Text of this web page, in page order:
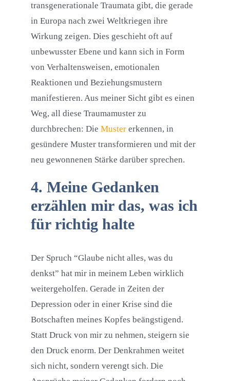
transgenerationale Traumata gibt, die gerade
in Europa nach zwei Weltkriegen ihre
Wirkung zeigen. Dies geschieht oft auf
unbewusster Ebene und kann sich in Form
von Verhaltensweisen, emotionalen
Reaktionen und Beziehungsmustern
manifestieren. Aus meiner Sicht gibt es einen
Weg, all diese Traumamuster zu
durchbrechen: Die Muster erkennen, in
gesündere Muster transformieren und mit der
neu gewonnenen Stärke darüber sprechen.
4. Meine Gedanken
erzählen mir das, was ich
für richtig halte
Der Spruch “Glaube nicht alles, was du
denkst” hat mir in meinem Leben wirklich
weitergeholfen. Gerade in Zeiten der
Depression oder in einer Krise sind die
Botschaften meines Kopfes beängstigend.
Statt Druck von mir zu nehmen, steigern sie
den Druck enorm. Der Denkrahmen weitet
sich nicht, sondern verengt sich. Die